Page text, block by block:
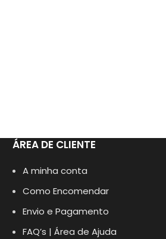
ÁREA DE CLIENTE
A minha conta
Como Encomendar
Envio e Pagamento
FAQ’s | Área de Ajuda